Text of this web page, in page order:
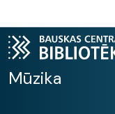
Mūzika